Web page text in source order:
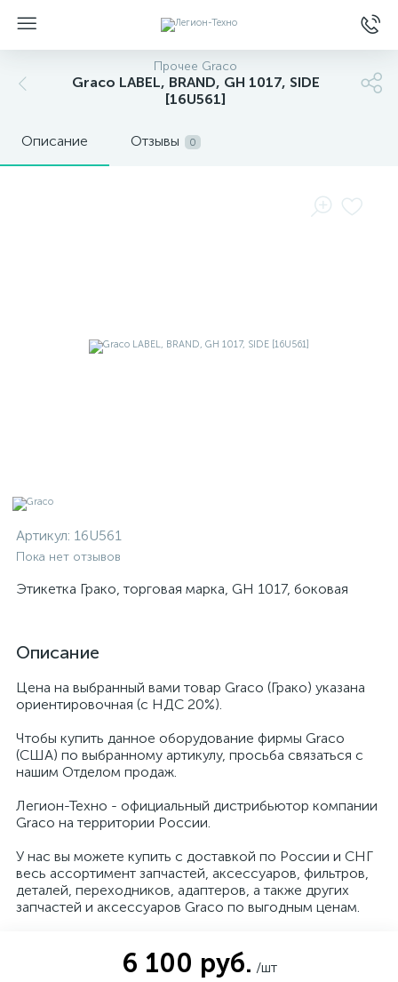
Прочее Graco
Graco LABEL, BRAND, GH 1017, SIDE
[16U561]
Описание Отзывы 0
Артикул: 16U561
Пока нет отзывов
Этикетка Грако, торговая марка, GH 1017, боковая
Описание
Цена на выбранный вами товар Graco (Грако) указана
ориентировочная (с НДС 20%).
Чтобы купить данное оборудование фирмы Graco
(США) по выбранному артикулу, просьба связаться с
нашим Отделом продаж.
Легион-Техно - официальный дистрибьютор компании
Graco на территории России.
У нас вы можете купить с доставкой по России и СНГ
весь ассортимент запчастей, аксессуаров, фильтров,
деталей, переходников, адаптеров, а также других
запчастей и аксессуаров Graco по выгодным ценам.
6 100 руб. /шт